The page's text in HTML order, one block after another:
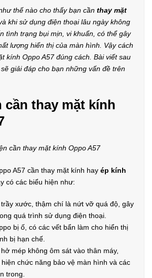
thế nào cho thấy bạn cần thay mặt
khi sử dụng điện thoại lâu ngày không
tình trạng bụi mịn, vi khuẩn, có thể gây
lượng hiển thị của màn hình. Vậy cách
kính Oppo A57 đúng cách. Bài viết sau
sẽ giải đáp cho bạn những vấn đề trên
cần thay mặt kính
cần thay mặt kính Oppo A57
A57 cần thay mặt kính hay ép kính
có các biểu hiện như:
xước, thậm chí là nứt vỡ quá độ, gây
quá trình sử dụng điện thoại.
bị ố, có các vết bẩn làm cho hiển thị
bị hạn chế.
mép không ôm sát vào thân máy,
chức năng bảo vệ màn hình và các
trong.